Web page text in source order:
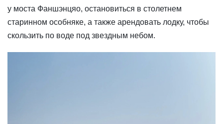
у моста Фаншэнцяо, остановиться в столетнем
старинном особняке, а также арендовать лодку, чтобы
скользить по воде под звездным небом.